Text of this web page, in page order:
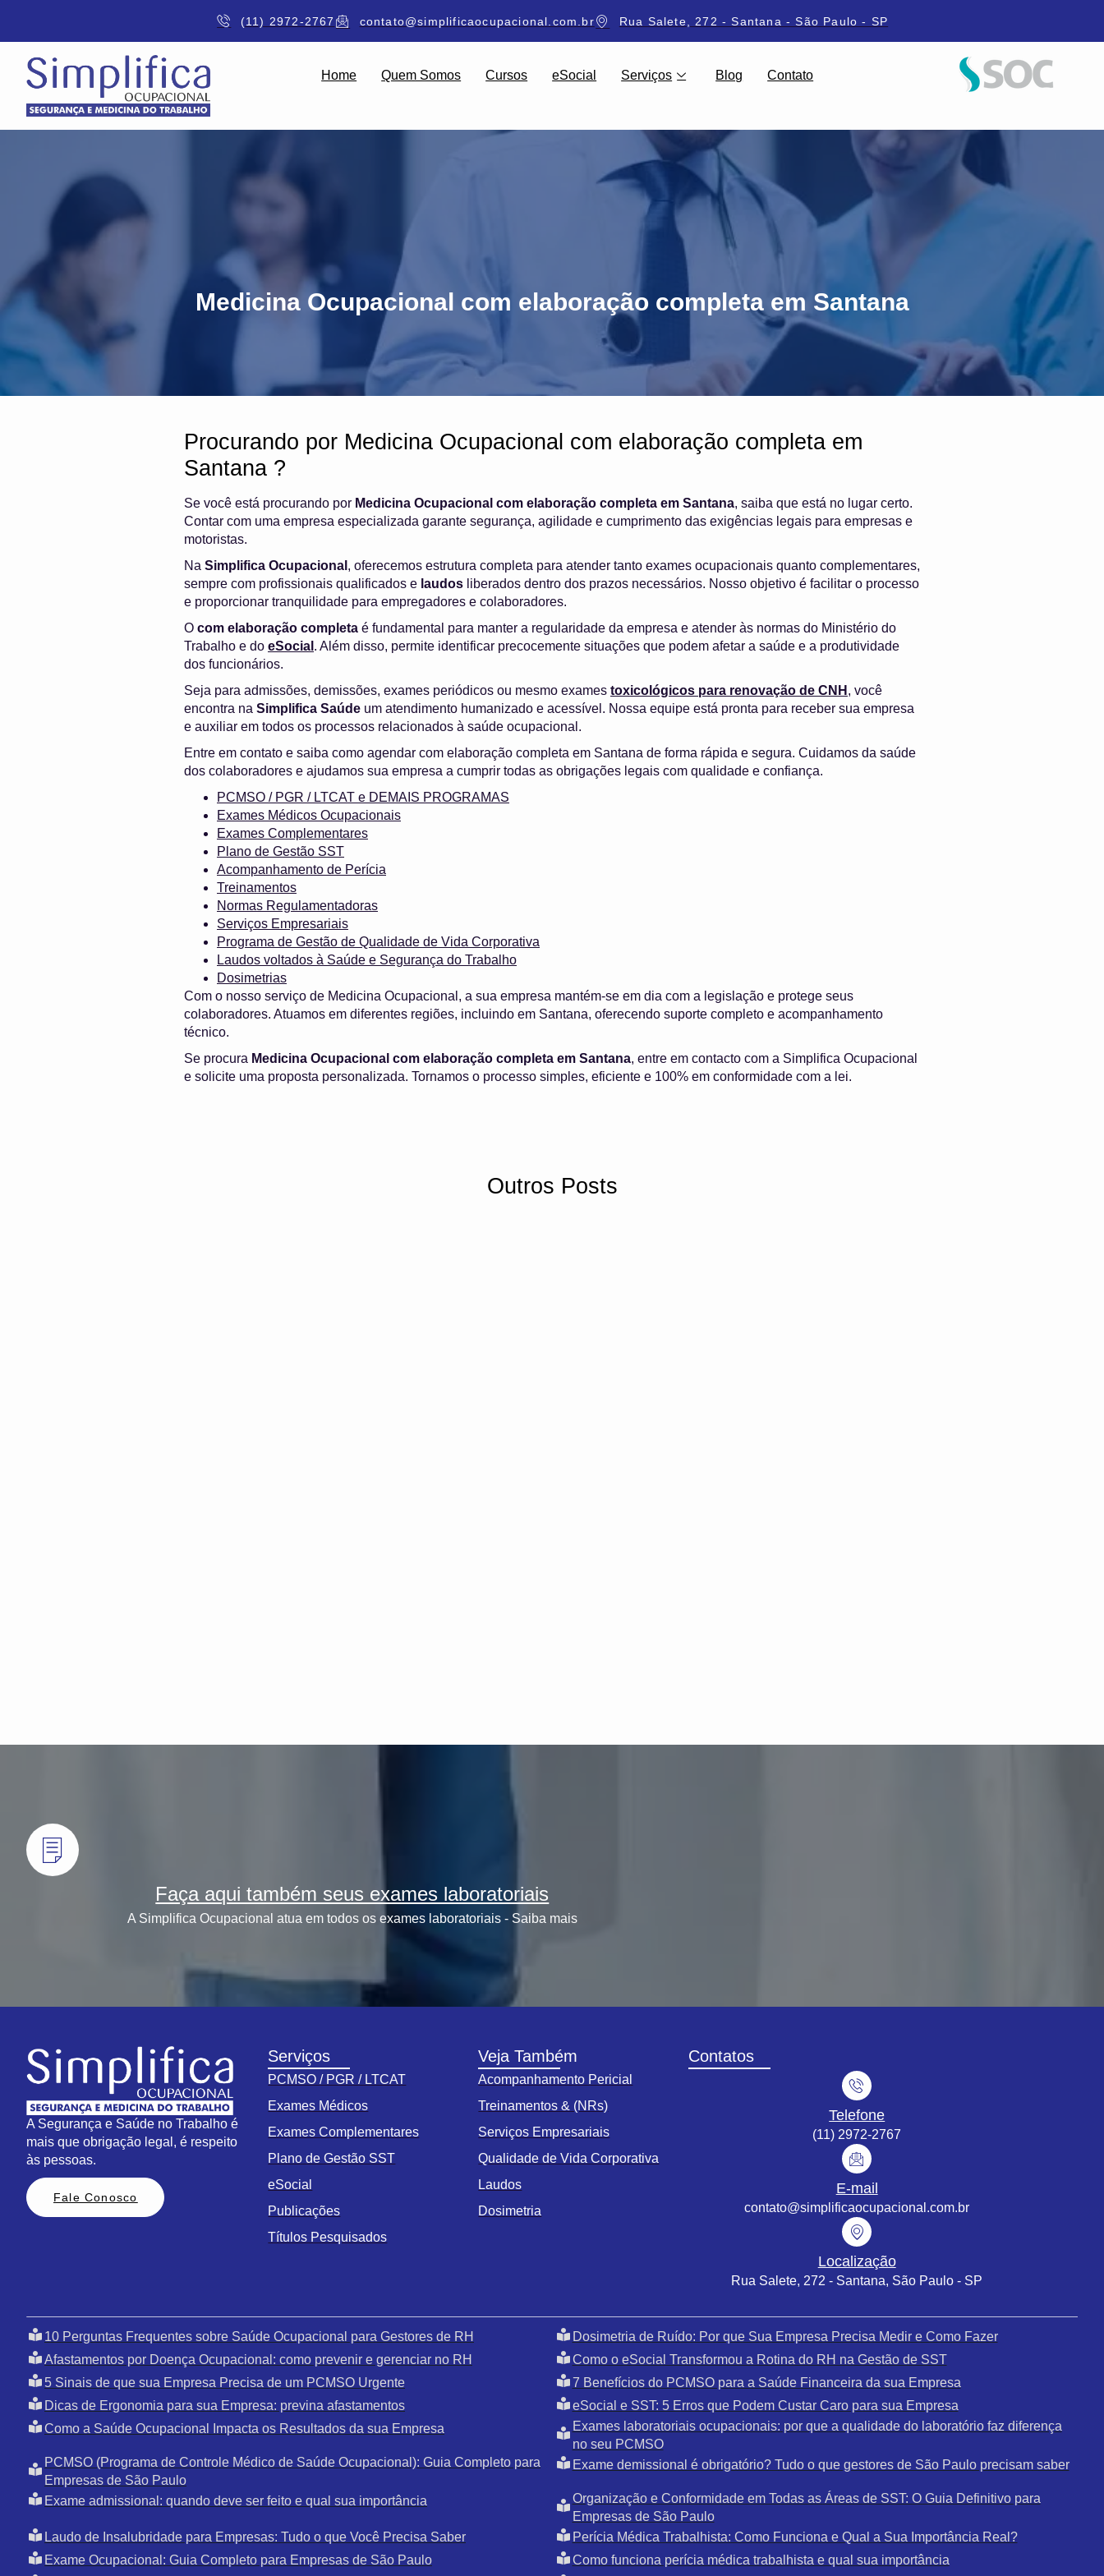
(11) 2972-2767 contato@simplificaocupacional.com.br Rua Salete, 272 - Santana - São Paulo - SP
Home Quem Somos Cursos eSocial Serviços Blog Contato
Medicina Ocupacional com elaboração completa em Santana
Procurando por Medicina Ocupacional com elaboração completa em
Santana ?
Se você está procurando por Medicina Ocupacional com elaboração completa em Santana, saiba que está no lugar certo.
Contar com uma empresa especializada garante segurança, agilidade e cumprimento das exigências legais para empresas e
motoristas.
Na Simplifica Ocupacional , oferecemos estrutura completa para atender tanto exames ocupacionais quanto complementares,
sempre com profissionais qualificados e laudos liberados dentro dos prazos necessários. Nosso objetivo é facilitar o processo
e proporcionar tranquilidade para empregadores e colaboradores.
O com elaboração completa é fundamental para manter a regularidade da empresa e atender às normas do Ministério do
Trabalho e do eSocial . Além disso, permite identificar precocemente situações que podem afetar a saúde e a produtividade
dos funcionários.
Seja para admissões, demissões, exames periódicos ou mesmo exames toxicológicos para renovação de CNH , você
encontra na Simplifica Saúde um atendimento humanizado e acessível. Nossa equipe está pronta para receber sua empresa
e auxiliar em todos os processos relacionados à saúde ocupacional.
Entre em contato e saiba como agendar com elaboração completa em Santana de forma rápida e segura. Cuidamos da saúde
dos colaboradores e ajudamos sua empresa a cumprir todas as obrigações legais com qualidade e confiança.
PCMSO / PGR / LTCAT e DEMAIS PROGRAMAS
Exames Médicos Ocupacionais
Exames Complementares
Plano de Gestão SST
Acompanhamento de Perícia
Treinamentos
Normas Regulamentadoras
Serviços Empresariais
Programa de Gestão de Qualidade de Vida Corporativa
Laudos voltados à Saúde e Segurança do Trabalho
Dosimetrias
Com o nosso serviço de Medicina Ocupacional, a sua empresa mantém-se em dia com a legislação e protege seus
colaboradores. Atuamos em diferentes regiões, incluindo em Santana, oferecendo suporte completo e acompanhamento
técnico.
Se procura Medicina Ocupacional com elaboração completa em Santana, entre em contacto com a Simplifica Ocupacional
e solicite uma proposta personalizada. Tornamos o processo simples, eficiente e 100% em conformidade com a lei.
Outros Posts
Faça aqui também seus exames laboratoriais
A Simplifica Ocupacional atua em todos os exames laboratoriais - Saiba mais
A Segurança e Saúde no Trabalho é
mais que obrigação legal, é respeito
às pessoas.
Fale Conosco
Serviços
PCMSO / PGR / LTCAT
Exames Médicos
Exames Complementares
Plano de Gestão SST
eSocial
Publicações
Títulos Pesquisados
Veja Também
Acompanhamento Pericial
Treinamentos & (NRs)
Serviços Empresariais
Qualidade de Vida Corporativa
Laudos
Dosimetria
Contatos
Telefone
(11) 2972-2767
E-mail
contato@simplificaocupacional.com.br
Localização
Rua Salete, 272 - Santana, São Paulo - SP
10 Perguntas Frequentes sobre Saúde Ocupacional para Gestores de RH
Dosimetria de Ruído: Por que Sua Empresa Precisa Medir e Como Fazer
Afastamentos por Doença Ocupacional: como prevenir e gerenciar no RH
Como o eSocial Transformou a Rotina do RH na Gestão de SST
5 Sinais de que sua Empresa Precisa de um PCMSO Urgente
7 Benefícios do PCMSO para a Saúde Financeira da sua Empresa
Dicas de Ergonomia para sua Empresa: previna afastamentos
eSocial e SST: 5 Erros que Podem Custar Caro para sua Empresa
Como a Saúde Ocupacional Impacta os Resultados da sua Empresa
Exames laboratoriais ocupacionais: por que a qualidade do laboratório faz diferença
no seu PCMSO
PCMSO (Programa de Controle Médico de Saúde Ocupacional): Guia Completo para
Empresas de São Paulo
Exame demissional é obrigatório? Tudo o que gestores de São Paulo precisam saber
Exame admissional: quando deve ser feito e qual sua importância
Organização e Conformidade em Todas as Áreas de SST: O Guia Definitivo para
Empresas de São Paulo
Laudo de Insalubridade para Empresas: Tudo o que Você Precisa Saber
Perícia Médica Trabalhista: Como Funciona e Qual a Sua Importância Real?
Exame Ocupacional: Guia Completo para Empresas de São Paulo
Como funciona perícia médica trabalhista e qual sua importância